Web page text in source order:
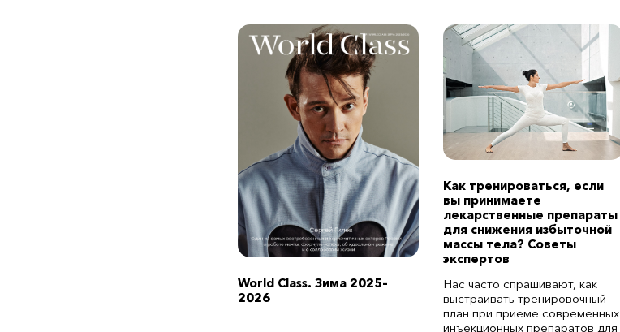
World Class. Зима 2025–
2026
Как тренироваться, если
вы принимаете
лекарственные препараты
для снижения избыточной
массы тела? Советы
экспертов
Нас часто спрашивают, как
выстраивать тренировочный
план при приеме современных
инъекционных препаратов для